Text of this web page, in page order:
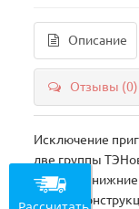
Описание
Отзывы (0)
Исключение
две группы
открыты,
данная